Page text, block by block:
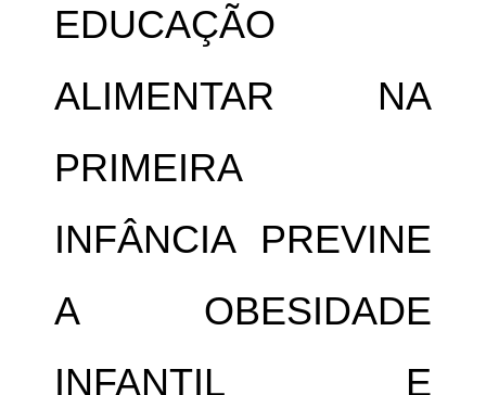
EDUCAÇÃO
ALIMENTAR NA
PRIMEIRA
INFÂNCIA PREVINE
A OBESIDADE
INFANTIL E